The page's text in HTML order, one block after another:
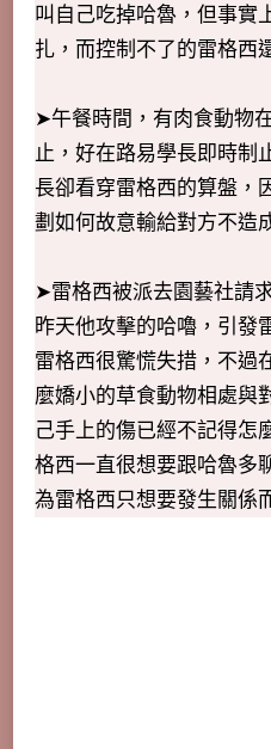
叫自己吃掉哈魯，但事實
扎，而控制不了的雷格西
➤午餐時間，有肉食動物
止，好在路易學長即時制
長卻看穿雷格西的算盤，
劃如何故意輸給對方不造
➤雷格西被派去園藝社請
昨天他攻擊的哈嚕，引發
雷格西很驚慌失措，不過
麼嬌小的草食動物相處與
己手上的傷已經不記得怎
格西一直很想要跟哈魯多
為雷格西只想要發生關係